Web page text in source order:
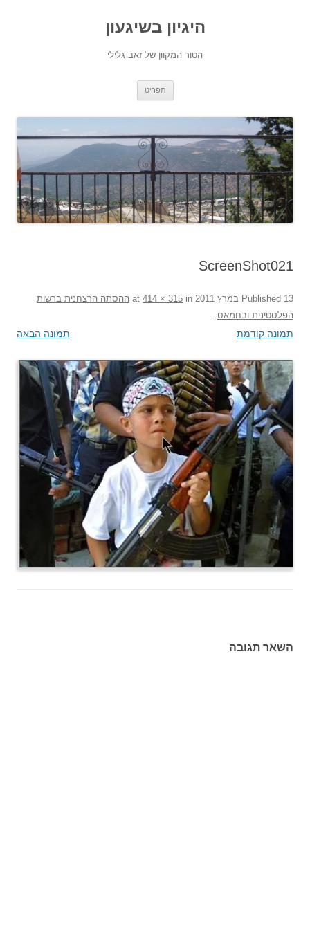
היגיון בשיגעון
הטור המקוון של זאב גלילי
תפריט
ScreenShot021
Published 13 במרץ 2011 414 × 315 in
ההסתה הרצחנית ברשות
הפלסטינית ובחמאס
תמונה קודמת תמונה הבאה
השאר תגובה